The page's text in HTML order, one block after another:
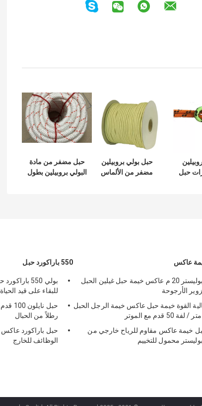
حبل
حبل بولي بروبيلين
مضفر من الألماس
حبل مضفر من مادة
البولي بروبيلين بطول
550 باراكورد حبل
للبقاء على قيد الحياة
رطلاً من الحبال
الوظائف للخارج
عاكس
البوليستر 20 م عاكس خيمة حبل غيلين الحبل
الأرجوحة
القوة خيمة حبل عاكس خيمة الرجل الحبل
خيمة عاكس مقاوم للرياح خارجي من
محمول للتخييم